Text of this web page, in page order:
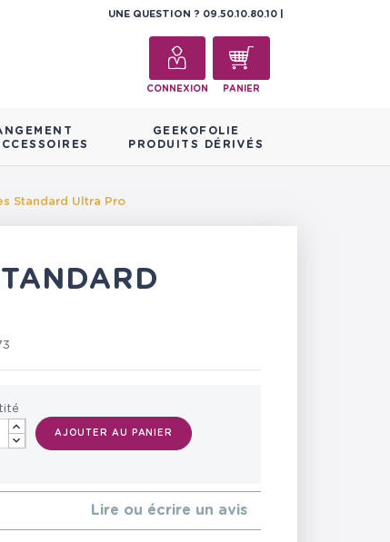
UNE QUESTION ? 09.50.10.80.10
CONNEXION PANIER
GEEKOFOLIE
PRODUITS DÉRIVÉS
Standard Ultra Pro
AJOUTER AU PANIER
Lire ou écrire un avis